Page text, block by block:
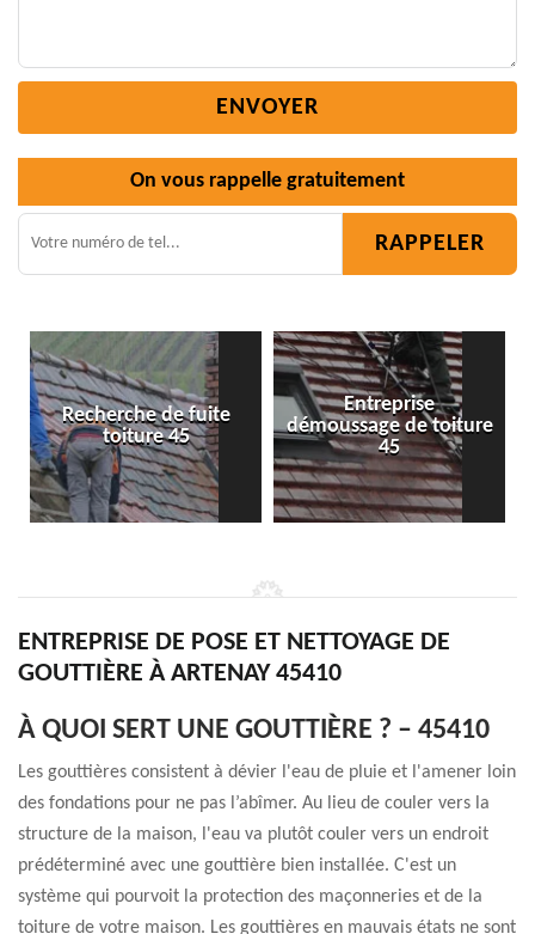
On vous rappelle gratuitement
Entreprise
démoussage de toiture
45
Isolation toiture 45
ENTREPRISE DE POSE ET NETTOYAGE DE
GOUTTIÈRE À ARTENAY 45410
À QUOI SERT UNE GOUTTIÈRE ? – 45410
Les gouttières consistent à dévier l'eau de pluie et l'amener loin
des fondations pour ne pas l’abîmer. Au lieu de couler vers la
structure de la maison, l'eau va plutôt couler vers un endroit
prédéterminé avec une gouttière bien installée. C'est un
système qui pourvoit la protection des maçonneries et de la
toiture de votre maison. Les gouttières en mauvais états ne sont